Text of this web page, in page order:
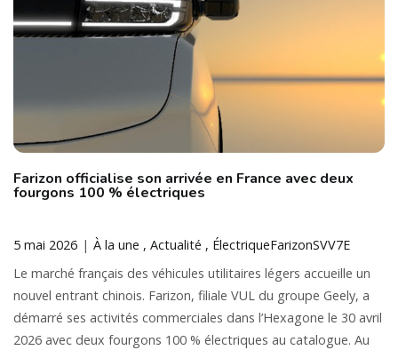
Farizon officialise son arrivée en France avec deux
fourgons 100 % électriques
5 mai 2026 À la une Actualité ÉlectriqueFarizonSVV7E
Le marché français des véhicules utilitaires légers accueille un
nouvel entrant chinois. Farizon, filiale VUL du groupe Geely, a
démarré ses activités commerciales dans l’Hexagone le 30 avril
2026 avec deux fourgons 100 % électriques au catalogue. Au